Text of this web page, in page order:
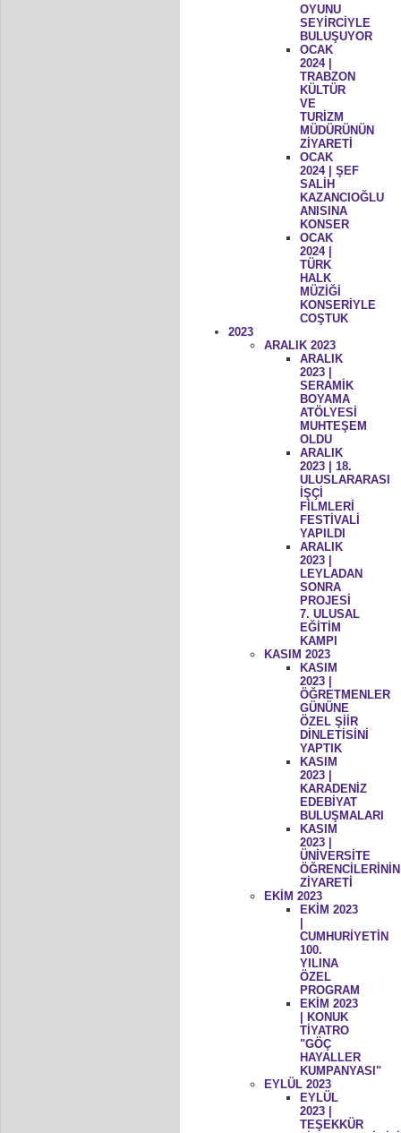
OYUNU
SEYİRCİYLE
BULUŞUYOR
OCAK
2024 |
TRABZON
KÜLTÜR
VE
TURİZM
MÜDÜRÜNÜN
ZİYARETİ
OCAK
2024 | ŞEF
SALİH
KAZANCIOĞLU
ANISINA
KONSER
OCAK
2024 |
TÜRK
HALK
MÜZİĞİ
KONSERİYLE
COŞTUK
2023
ARALIK 2023
ARALIK
2023 |
SERAMİK
BOYAMA
ATÖLYESİ
MUHTEŞEM
OLDU
ARALIK
2023 | 18.
ULUSLARARASI
İŞÇİ
FİLMLERİ
FESTİVALİ
YAPILDI
ARALIK
2023 |
LEYLADAN
SONRA
PROJESİ
7. ULUSAL
EĞİTİM
KAMPI
KASIM 2023
KASIM
2023 |
ÖĞRETMENLER
GÜNÜNE
ÖZEL ŞİİR
DİNLETİSİNİ
YAPTIK
KASIM
2023 |
KARADENİZ
EDEBİYAT
BULUŞMALARI
KASIM
2023 |
ÜNİVERSİTE
ÖĞRENCİLERİNİN
ZİYARETİ
EKİM 2023
EKİM 2023
CUMHURİYETİN
100.
YILINA
ÖZEL
PROGRAM
EKİM 2023
| KONUK
TİYATRO
"GÖÇ
HAYALLER
KUMPANYASI"
EYLÜL 2023
EYLÜL
2023 |
TEŞEKKÜR